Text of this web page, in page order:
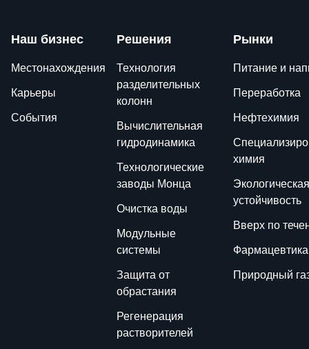
Наш бизнес
Местонахождения
Карьеры
События
Решения
Технология
разделительных
колонн
Вычислительная
гидродинамика
Технологические
заводы Монца
Очистка воды
Модульные
системы
Защита от
обрастания
Регенерация
растворителей
Рынки
Питание и
Переработка
Нефтехимия
химия
Экологическая
устойчивость
Вверх по
Фармацевтика
Природный